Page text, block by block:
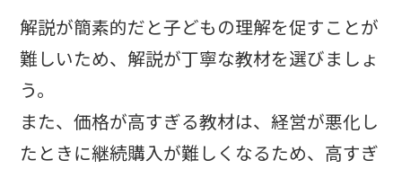
解説が簡素的だと子どもの理解を促すことが
難しいため、解説が丁寧な教材を選びましょ
う。
また、価格が高すぎる教材は、経営が悪化し
たときに継続購入が難しくなるため、高すぎ